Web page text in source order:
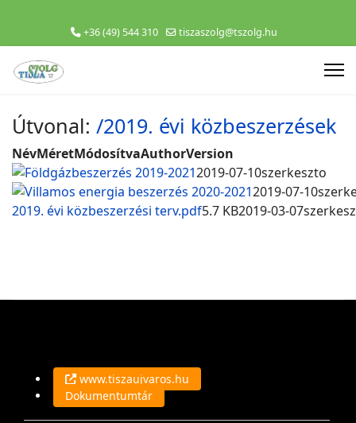
+36 (49) 544 310 tiszaszolg@tszolg.hu
Útvonal: /2019. évi közbeszerzések
NévMéretMódosítvaAuthorVersion
Földgázbeszerzés 2019-20212019-07-10szerkeszto
Villamos energia beszerzés 2020-20212019-07-10
2019. évi közbeszerzési terv.pdf5.7 KB2019-03-07
www.tiszaujvaros.hu
Dokumentumtár